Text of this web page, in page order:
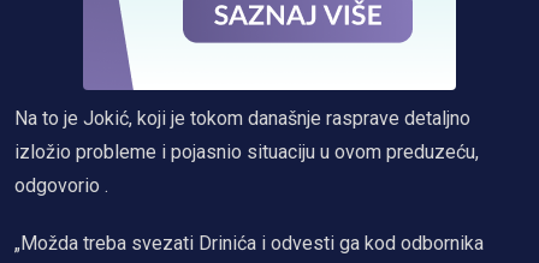
Na to je Jokić, koji je tokom današnje rasprave detaljno
izložio probleme i pojasnio situaciju u ovom preduzeću,
odgovorio .
„Možda treba svezati Drinića i odvesti ga kod odbornika